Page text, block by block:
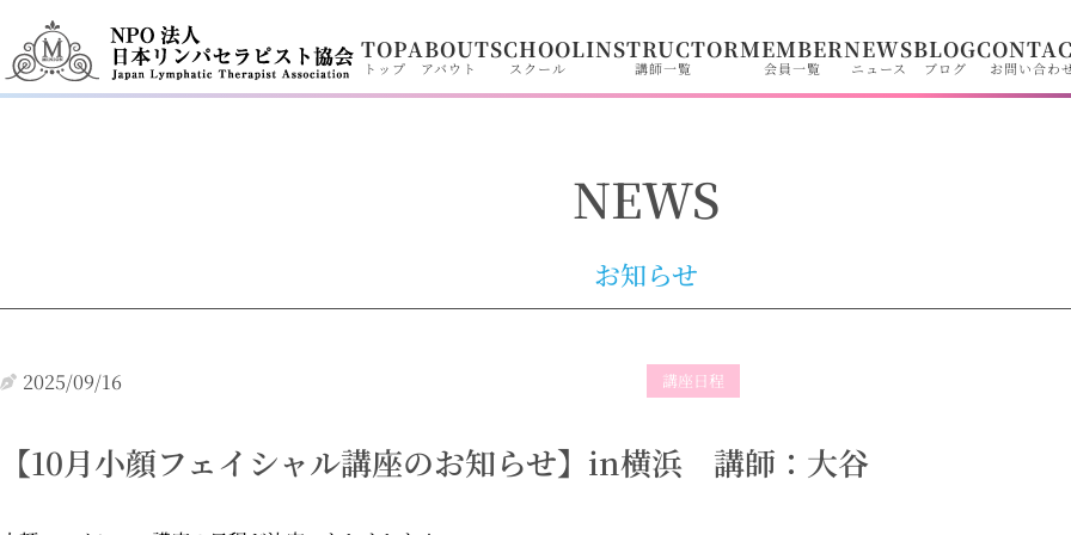
容
を
TOP
トップ
ABOUT
アバウト
SCHOOL
スクール
INSTRUCTOR
講師一覧
MEMBER
会員一覧
NEWS
ニュース
BLOG
ブログ お問い合わ
NEWS
お知らせ
2025/09/16 講座日程
【10月小顔フェイシャル講座のお知らせ】in横浜 講師：大谷